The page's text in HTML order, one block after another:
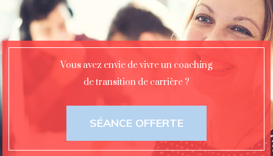
Vous avez envie de vivre un coaching
de transition de carrière ?
SÉANCE OFFERTE